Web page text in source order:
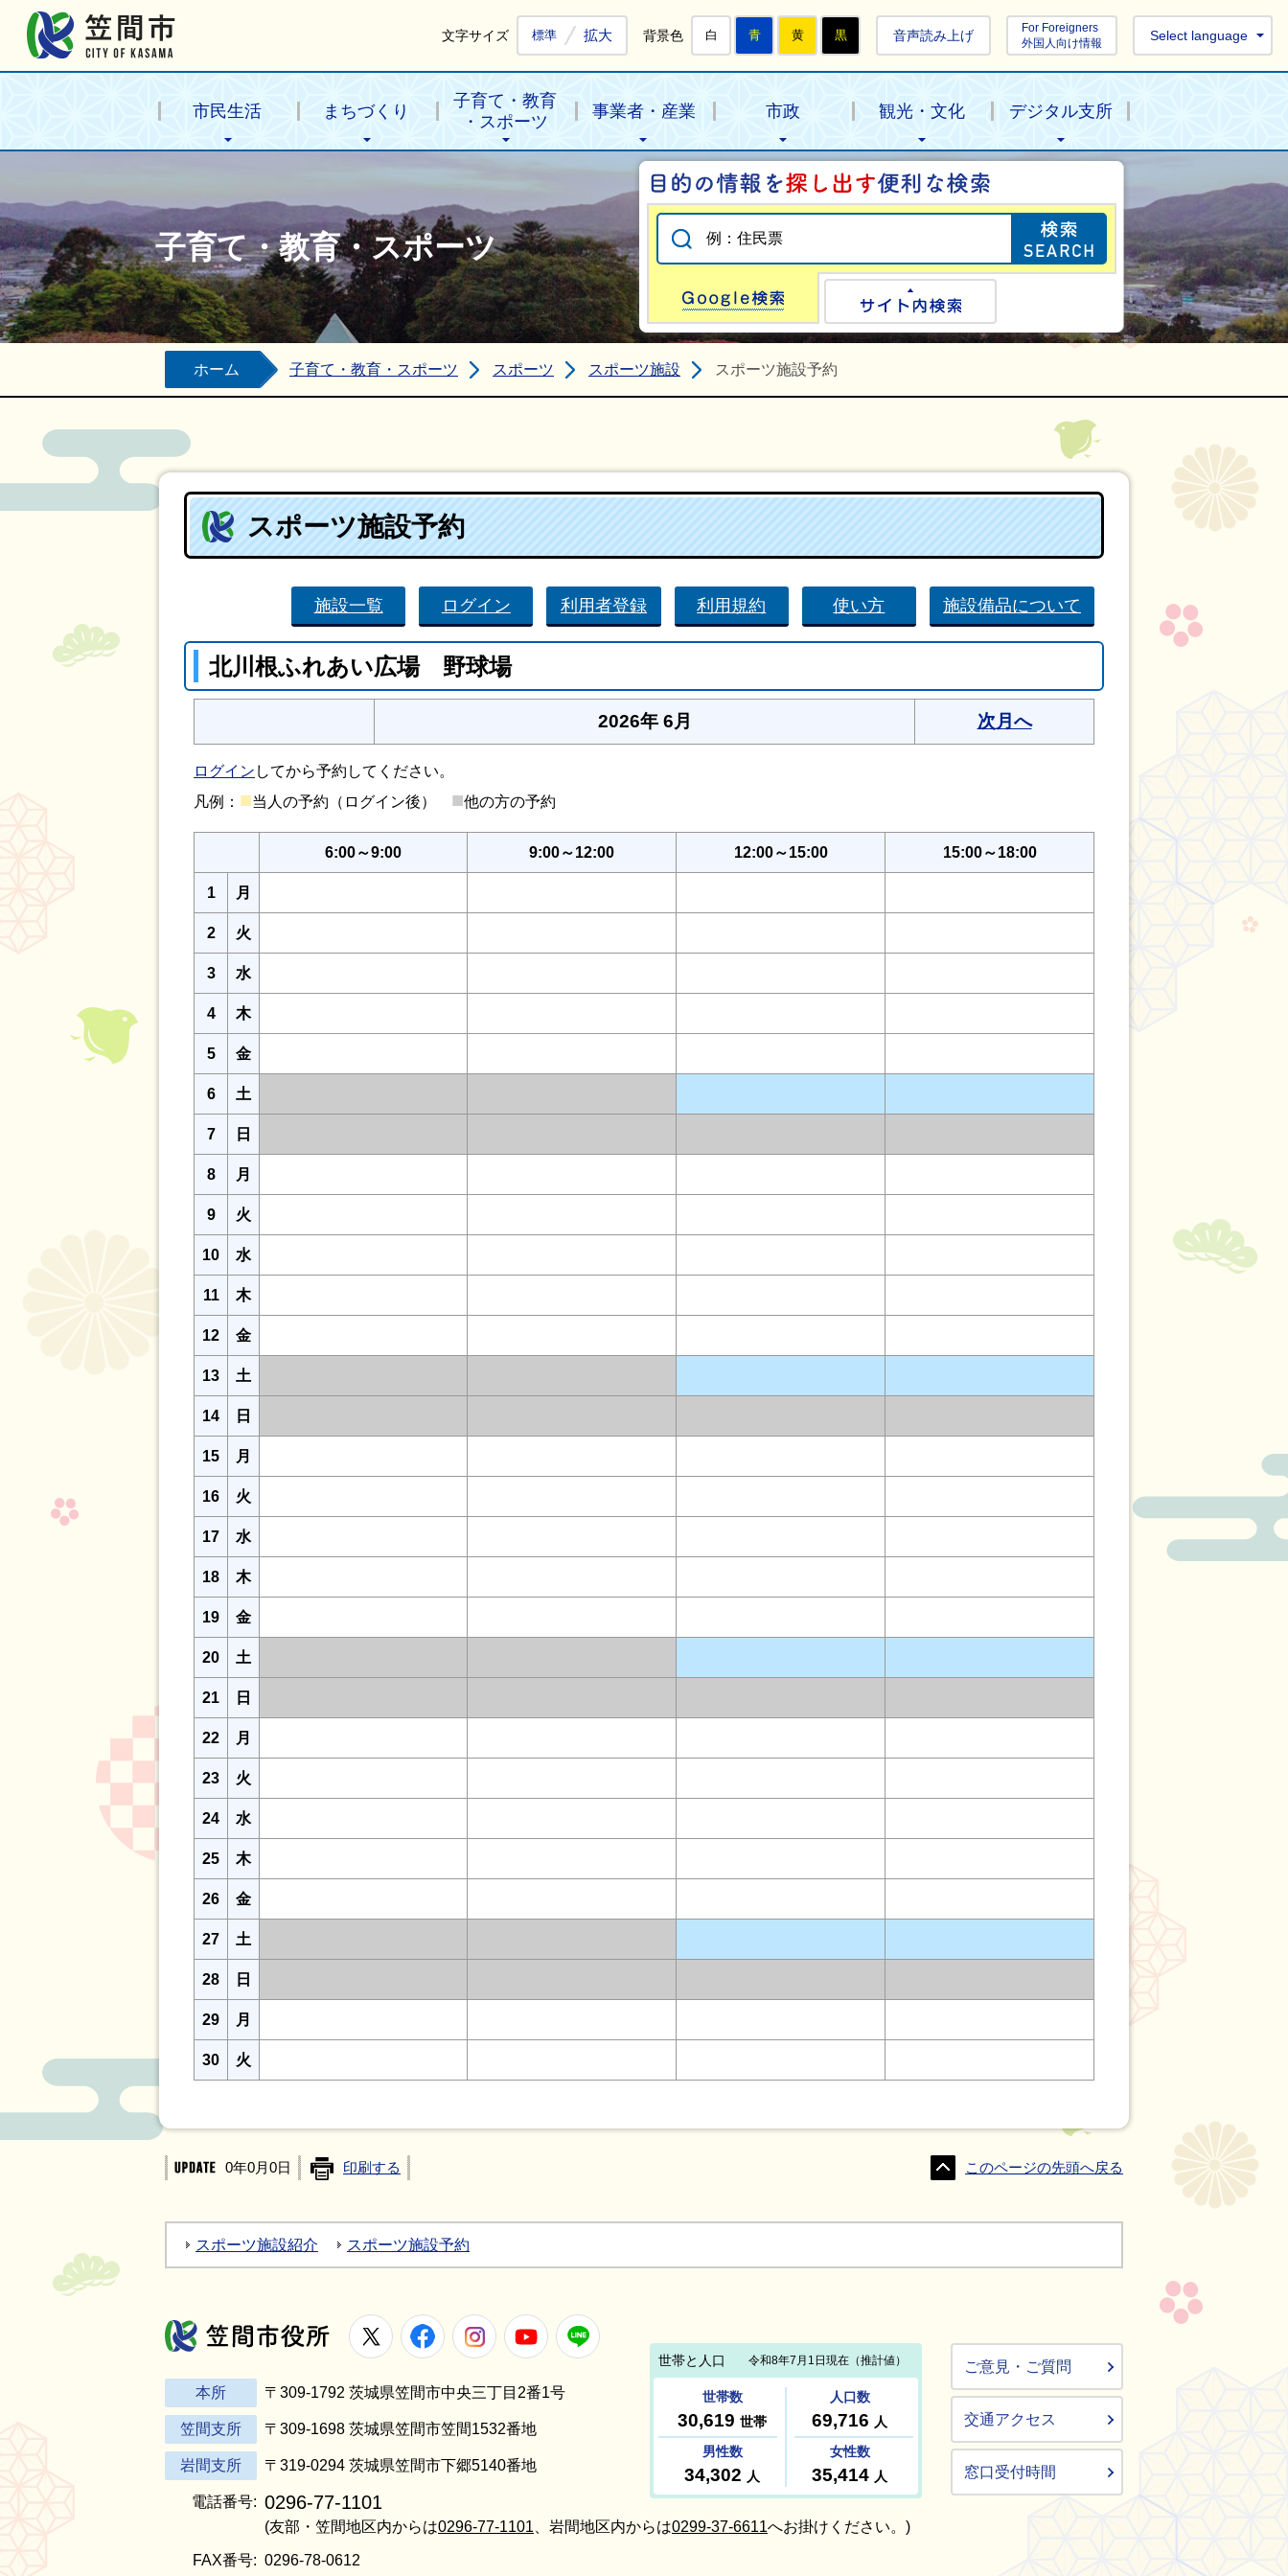
文字サイズ 標準 拡大 背景色 白 青 黄 黒 音声読み上げ
For Foreigners
外国人向け情報
Select language
市民生活 まちづくり
子育て・教育
・スポーツ
事業者・産業 市政 観光・文化 デジタル支所
子育て・教育・スポーツ
目的の情報を探
Google検索
ホーム 子育て・教育・スポーツ スポーツ スポーツ施設 スポーツ施設予約
スポーツ施設予約
施設一覧 ログイン 利用者登録 利用規約 使い方 施設備品について
北川根ふれあい広場 野球場
2026年 6月 次月へ
ログイン してから予約してください。
凡例： ■当人の予約（ログイン後） ■他の方の予約
6:00～9:00 9:00～12:00 12:00～15:00 15:00～18:00
1 月
2 火
3 水
4 木
5 金
6 土
7 日
8 月
9 火
10 水
11 木
12 金
13 土
14 日
15 月
16 火
17 水
18 木
19 金
20 土
21 日
22 月
23 火
24 水
25 木
26 金
27 土
28 日
29 月
30 火
0年0月0日 印刷する このページの先頭へ戻る
スポーツ施設紹介 スポーツ施設予約
笠間市役所
X FacebookInstagramYoutube
本所 〒309-1792 茨城県笠間市中央三丁目2番1号
笠間支所 〒309-1698 茨城県笠間市笠間1532番地
岩間支所 〒319-0294 茨城県笠間市下郷5140番地
電話番号: 0296-77-1101
(友部・笠間地区内からは0296-77-1101 、岩間地区内からは0299-37-6611へお掛けください。)
FAX番号: 0296-78-0612
ご意見・ご質問
交通アクセス
窓口受付時間